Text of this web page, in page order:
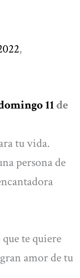
,
11de
tu vida.
persona de
te quiere
amor de tu